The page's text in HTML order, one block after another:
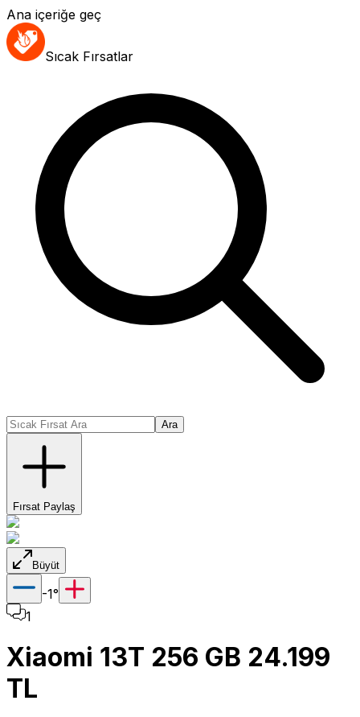
Ana içeriğe geç
Sıcak Fırsatlar
Ara
Fırsat Paylaş
Büyüt
-1°
1
Xiaomi 13T 256 GB 24.199
TL